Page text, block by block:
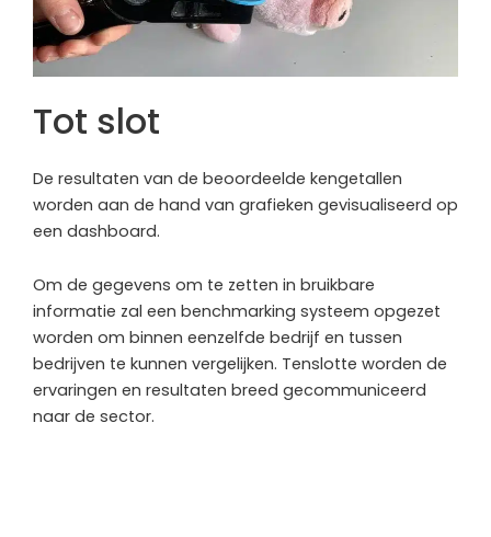
Tot slot
De resultaten van de beoordeelde kengetallen
worden aan de hand van grafieken gevisualiseerd op
een dashboard.
Om de gegevens om te zetten in bruikbare
informatie zal een benchmarking systeem opgezet
worden om binnen eenzelfde bedrijf en tussen
bedrijven te kunnen vergelijken. Tenslotte worden de
ervaringen en resultaten breed gecommuniceerd
naar de sector.